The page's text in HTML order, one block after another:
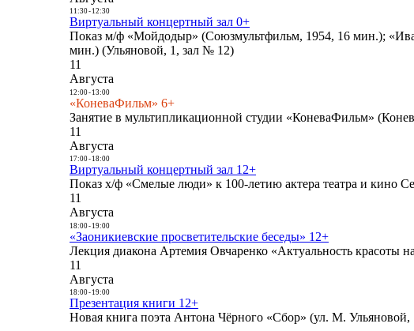
11:30- 12:30
Виртуальный концертный зал 0+
Показ м/ф «Мойдодыр» (Союзмультфильм, 1954, 16 мин.);
мин.) (Ульяновой, 1, зал № 12)
11
Августа
12:00- 13:00
«КоневаФильм» 6+
Занятие в мультипликационной студии «КоневаФильм»
11
Августа
17:00- 18:00
Виртуальный концертный зал 12+
Показ х/ф «Смелые люди» к 100-летию актера театра и кино
11
Августа
18:00- 19:00
«Заоникиевские просветительские беседы» 12+
Лекция диакона Артемия Овчаренко «Актуальность красоты
11
Августа
18:00- 19:00
Презентация книги 12+
Новая книга поэта Антона Чёрного «Сбор» (ул. М.